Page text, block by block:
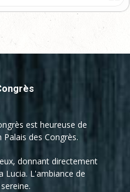
est heureuse de
des Congrès.
donnant directement
Lucia. L'ambiance de